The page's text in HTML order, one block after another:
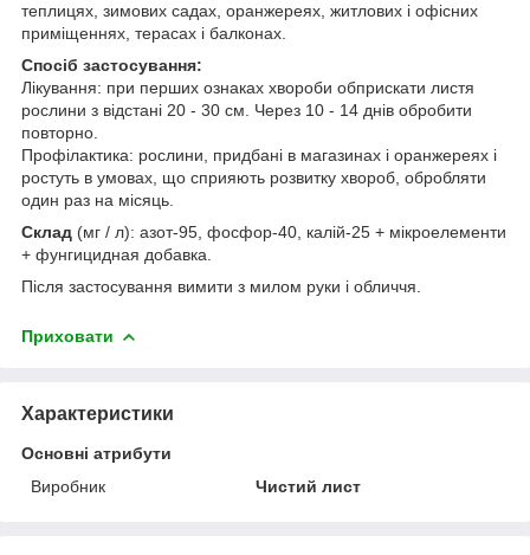
теплицях, зимових садах, оранжереях, житлових і офісних
приміщеннях, терасах і балконах.
Спосіб застосування:
Лікування: при перших ознаках хвороби обприскати листя
рослини з відстані 20 - 30 см. Через 10 - 14 днів обробити
повторно.
Профілактика: рослини, придбані в магазинах і оранжереях і
ростуть в умовах, що сприяють розвитку хвороб, обробляти
один раз на місяць.
Склад (мг / л): азот-95, фосфор-40, калій-25 + мікроелементи
+ фунгицидная добавка.
Після застосування вимити з милом руки і обличчя.
Приховати
Характеристики
Основні атрибути
Виробник
Чистий лист